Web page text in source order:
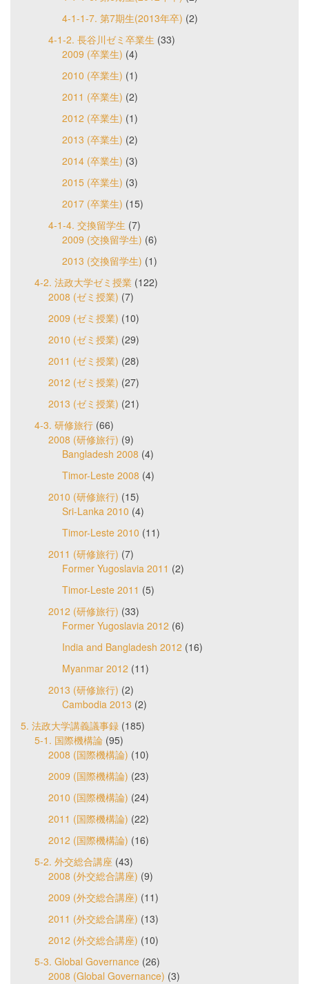
4-1-1-7. 第7期生(2013年卒) (2)
4-1-2. 長谷川ゼミ卒業生 (33)
2009 (卒業生) (4)
2010 (卒業生) (1)
2011 (卒業生) (2)
2012 (卒業生) (1)
2013 (卒業生) (2)
2014 (卒業生) (3)
2015 (卒業生) (3)
2017 (卒業生) (15)
4-1-4. 交換留学生 (7)
2009 (交換留学生) (6)
2013 (交換留学生) (1)
4-2. 法政大学ゼミ授業 (122)
2008 (ゼミ授業) (7)
2009 (ゼミ授業) (10)
2010 (ゼミ授業) (29)
2011 (ゼミ授業) (28)
2012 (ゼミ授業) (27)
2013 (ゼミ授業) (21)
4-3. 研修旅行 (66)
2008 (研修旅行) (9)
Bangladesh 2008 (4)
Timor-Leste 2008 (4)
2010 (研修旅行) (15)
Sri-Lanka 2010 (4)
Timor-Leste 2010 (11)
2011 (研修旅行) (7)
Former Yugoslavia 2011 (2)
Timor-Leste 2011 (5)
2012 (研修旅行) (33)
Former Yugoslavia 2012 (6)
India and Bangladesh 2012 (16)
Myanmar 2012 (11)
2013 (研修旅行) (2)
Cambodia 2013 (2)
5. 法政大学講義議事録 (185)
5-1. 国際機構論 (95)
2008 (国際機構論) (10)
2009 (国際機構論) (23)
2010 (国際機構論) (24)
2011 (国際機構論) (22)
2012 (国際機構論) (16)
5-2. 外交総合講座 (43)
2008 (外交総合講座) (9)
2009 (外交総合講座) (11)
2011 (外交総合講座) (13)
2012 (外交総合講座) (10)
5-3. Global Governance (26)
2008 (Global Governance) (3)